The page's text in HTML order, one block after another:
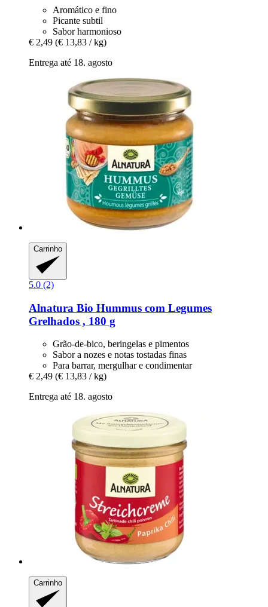
Aromático e fino
Picante subtil
Sabor harmonioso
€ 2,49 (€ 13,83 / kg)
Entrega até 18. agosto
Carrinho
5.0 (2)
Alnatura Bio Hummus com Legumes
Grelhados , 180 g
Grão-de-bico, beringelas e pimentos
Sabor a nozes e notas tostadas finas
Para barrar, mergulhar e condimentar
€ 2,49 (€ 13,83 / kg)
Entrega até 18. agosto
Carrinho